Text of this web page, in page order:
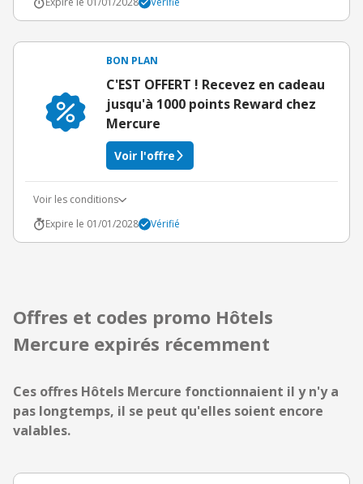
BON PLAN
C'EST OFFERT ! Recevez en cadeau
jusqu'à 1000 points Reward chez
Mercure
Voir l'offre
Voir les conditions
Expire le 01/01/2028
Vérifié
Offres et codes promo Hôtels
Mercure expirés récemment
Ces offres Hôtels Mercure fonctionnaient il y n'y a
pas longtemps, il se peut qu'elles soient encore
valables.